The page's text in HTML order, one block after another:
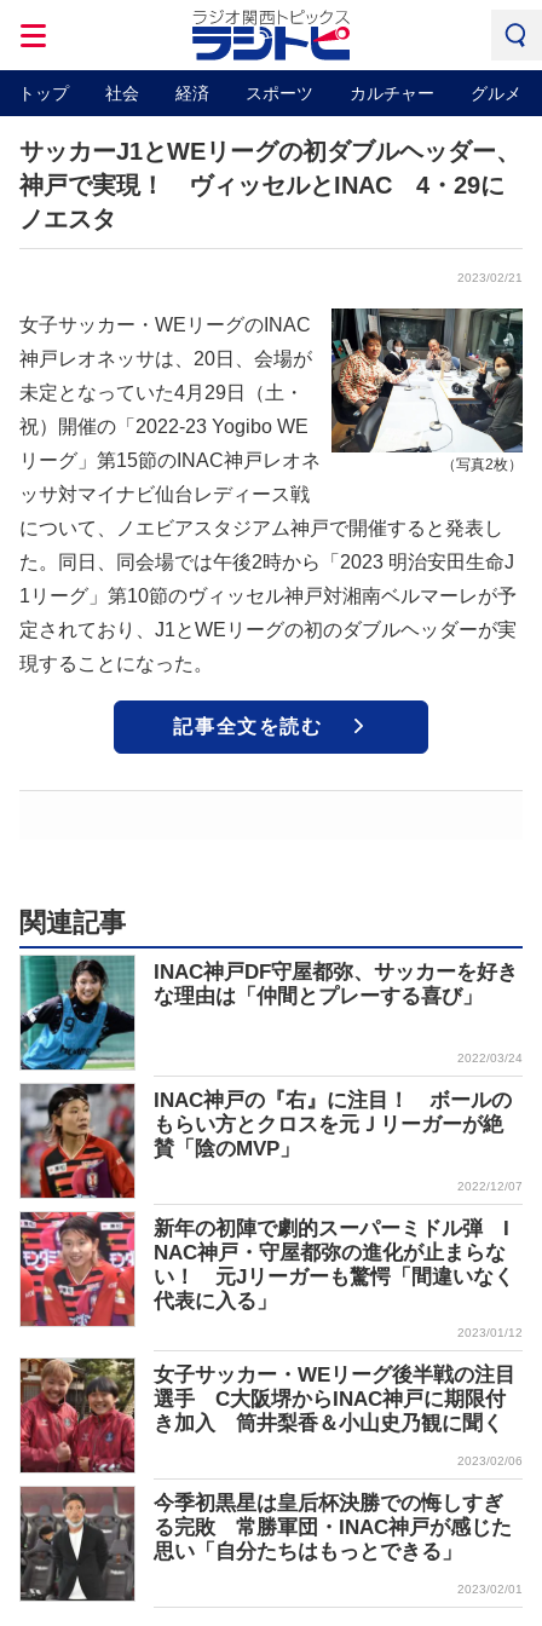
トップ 社会 経済 スポーツ カルチャー グルメ
サッカーJ1とWEリーグの初ダブルヘッダー、
神戸で実現！ ヴィッセルとINAC 4・29に
ノエスタ
2023/02/21
（写真2枚）
女子サッカー・WEリーグのINAC
神戸レオネッサは、20日、会場が
未定となっていた4月29日（土・
祝）開催の「2022-23 Yogibo WE
リーグ」第15節のINAC神戸レオネ
ッサ対マイナビ仙台レディース戦
について、ノエビアスタジアム神戸で開催すると発表し
た。同日、同会場では午後2時から「2023 明治安田生命J
1リーグ」第10節のヴィッセル神戸対湘南ベルマーレが予
定されており、J1とWEリーグの初のダブルヘッダーが実
現することになった。
記事全文を読む
関連記事
INAC神戸DF守屋都弥、サッカーを好き
な理由は「仲間とプレーする喜び」
2022/03/24
INAC神戸の『右』に注目！ ボールの
もらい方とクロスを元Ｊリーガーが絶
賛「陰のMVP」
2022/12/07
新年の初陣で劇的スーパーミドル弾 I
NAC神戸・守屋都弥の進化が止まらな
い！ 元Jリーガーも驚愕「間違いなく
代表に入る」
2023/01/12
女子サッカー・WEリーグ後半戦の注目
選手 C大阪堺からINAC神戸に期限付
き加入 筒井梨香＆小山史乃観に聞く
2023/02/06
今季初黒星は皇后杯決勝での悔しすぎ
る完敗 常勝軍団・INAC神戸が感じた
思い「自分たちはもっとできる」
2023/02/01